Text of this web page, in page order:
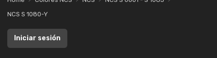
NCS S 1080-Y
Iniciar sesión